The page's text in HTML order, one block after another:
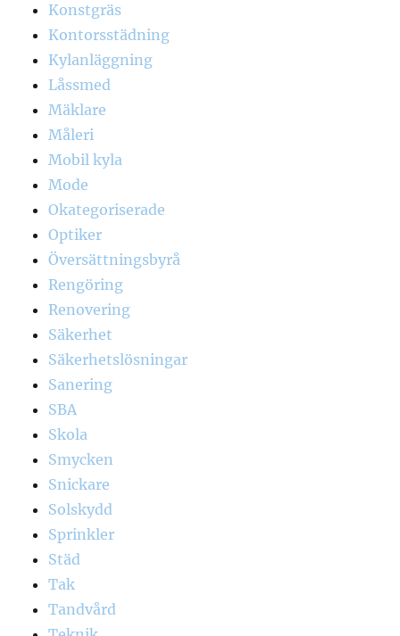
Konstgräs
Kontorsstädning
Kylanläggning
Låssmed
Mäklare
Måleri
Mobil kyla
Mode
Okategoriserade
Optiker
Översättningsbyrå
Rengöring
Renovering
Säkerhet
Säkerhetslösningar
Sanering
SBA
Skola
Smycken
Snickare
Solskydd
Sprinkler
Städ
Tak
Tandvård